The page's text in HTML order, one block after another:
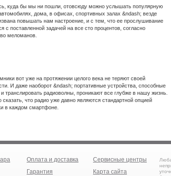
куда бы мы ни пошли, отовсюду можно услышать популярную
дома, в офисах, спортивных залах &ndash; везде
повышать нам настроение, и с тем, что ее прослушивание
с поставленной задачей на все сто процентов, согласно
меломанов.
вот уже на протяжении целого века не теряют своей
И даже наоборот &ndash; портативные устройства, способные
транслировать радиоволны, проникают все глубже в нашу жизнь.
сказать, что радио уже давно являются стандартной опцией
в каждом смартфоне.
Оплата и доставка
Гарантия
Сервисные центры
Карта сайта